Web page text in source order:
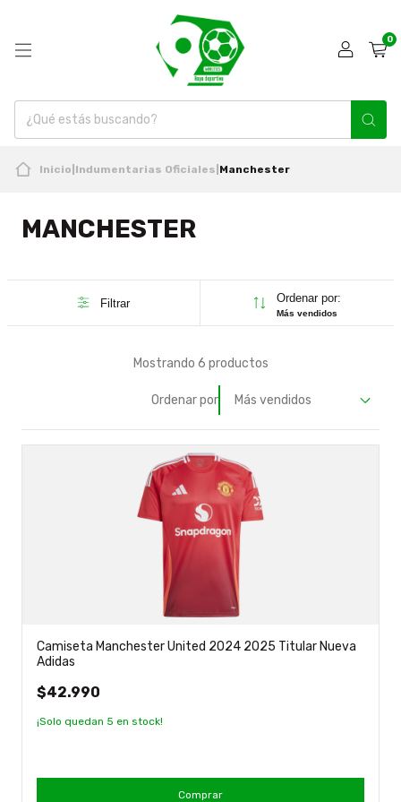
0
Inicio Indumentarias Oficiales Manchester
MANCHESTER
Filtrar Ordenar por:
Más vendidos
Mostrando 6 productos
Ordenar por
Camiseta Manchester United 2024 2025 Titular Nueva
Adidas
$42.990
¡Solo quedan 5 en stock!
Comprar